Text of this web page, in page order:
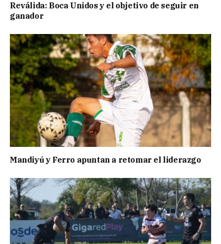
Reválida: Boca Unidos y el objetivo de seguir en
ganador
Mandiyú y Ferro apuntan a retomar el liderazgo